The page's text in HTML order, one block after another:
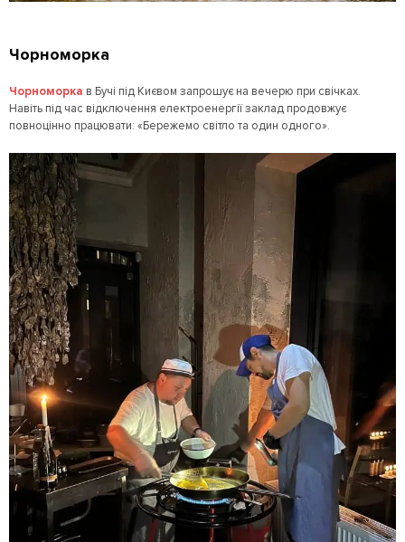
Чорноморка
Чорноморка в Бучі під Києвом запрошує на вечерю при свічках.
Навіть під час відключення електроенергії заклад продовжує
повноцінно працювати: «Бережемо світло та один одного».